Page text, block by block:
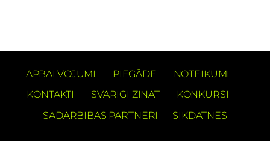
APBALVOJUMI PIEGĀDE
NOTEIKUMI
KONTAKTI
SVARĪGI ZINĀT
KONKURSI
SADARBĪBAS PARTNERI
SĪKDATNES